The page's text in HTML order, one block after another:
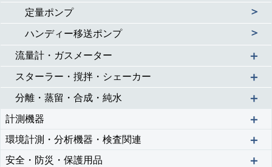
定量ポンプ ＞
ハンディー移送ポンプ ＞
流量計・ガスメーター ＋
スターラー・撹拌・シェーカー ＋
分離・蒸留・合成・純水 ＋
計測機器 ＋
環境計測・分析機器・検査関連 ＋
安全・防災・保護用品 ＋